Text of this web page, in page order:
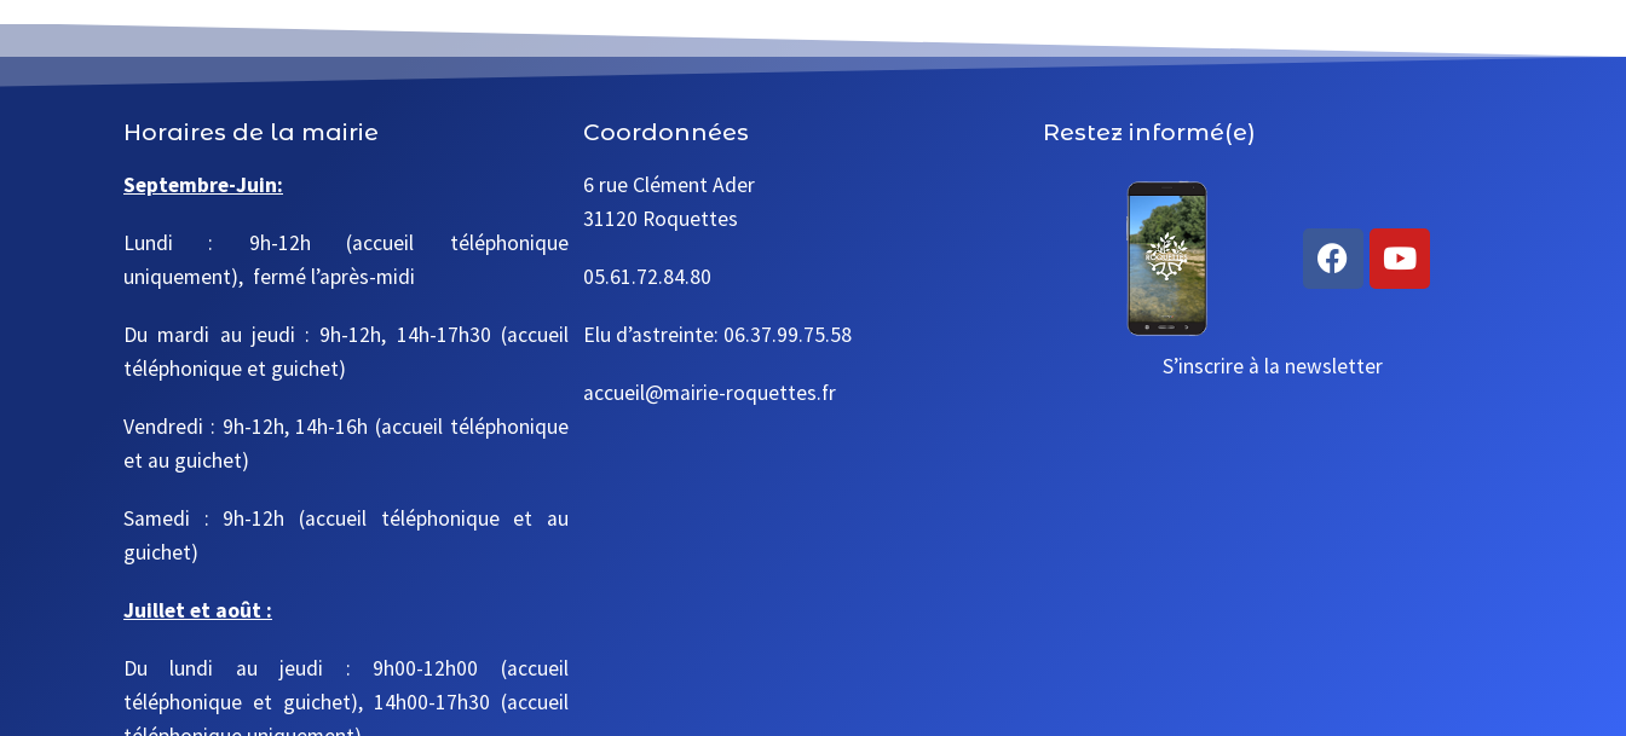
Horaires de la mairie
Septembre-Juin:
Lundi : 9h-12h (accueil téléphonique
uniquement), fermé l’après-midi
Du mardi au jeudi : 9h-12h, 14h-17h30 (accueil
téléphonique et guichet)
Vendredi : 9h-12h, 14h-16h (accueil téléphonique
et au guichet)
Samedi : 9h-12h (accueil téléphonique et au
guichet)
Juillet et août :
Du lundi au jeudi : 9h00-12h00 (accueil
téléphonique et guichet), 14h00-17h30 (accueil
Coordonnées
6 rue Clément Ader
31120 Roquettes
05.61.72.84.80
Elu d’astreinte: 06.37.99.75.58
accueil@mairie-roquettes.fr
Restez informé(e)
S’inscrire à la newsletter